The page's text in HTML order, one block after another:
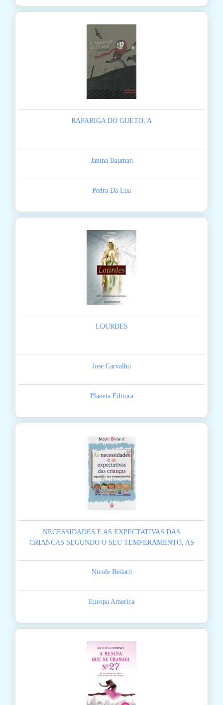
RAPARIGA DO GUETO, A
Janina Bauman
Pedra Da Lua
LOURDES
Jose Carvalho
Planeta Editora
NECESSIDADES E AS EXPECTATIVAS DAS
CRIANCAS SEGUNDO O SEU TEMPERAMENTO, AS
Nicole Bedard
Europa America